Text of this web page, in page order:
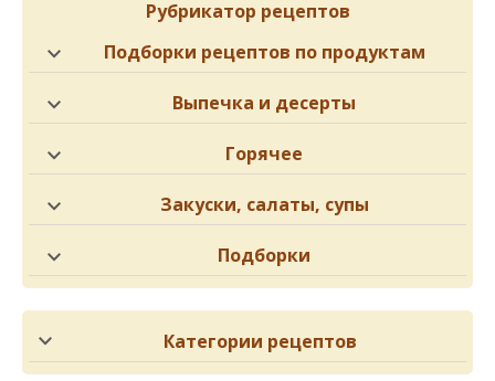
Рубрикатор рецептов
Подборки рецептов по продуктам
Выпечка и десерты
Горячее
Закуски, салаты, супы
Подборки
Категории рецептов